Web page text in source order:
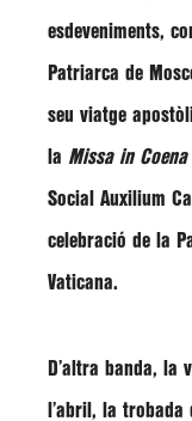
esdeveniments,
Patriarca de
seu viatge
la Missa in
Social Auxilium
celebració de la
Vaticana.
D’altra banda, la
l’abril, la trobada